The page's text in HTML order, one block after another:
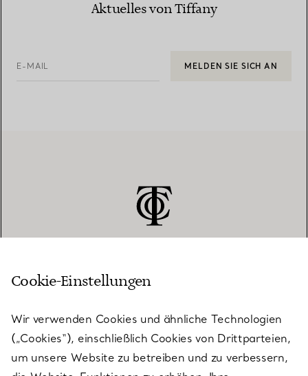
Aktuelles von Tiffany
E-MAIL MELDEN SIE SICH AN
KUNDENSERVICE
SERVICES
Cookie-Einstellungen
Wir verwenden Cookies und ähnliche Technologien
(„Cookies“), einschließlich Cookies von Drittparteien,
um unsere Website zu betreiben und zu verbessern,